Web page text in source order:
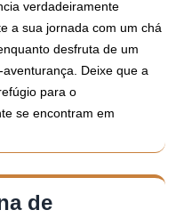
verdadeiramente
a sua jornada com um chá
desfruta de um
Deixe que a
para o
se encontram em
de